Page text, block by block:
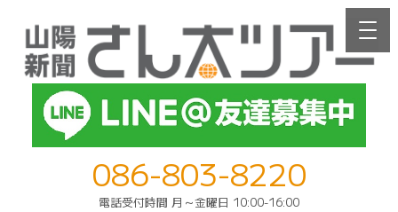
086-803-8220
電話受付時間 月～金曜日 10:00-16:00